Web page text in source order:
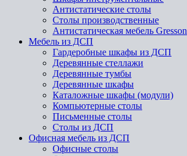
Антистатические столы
Столы производственные
Антистатическая мебель Gresson
Мебель из ДСП
Гардеробные шкафы из ДСП
Деревянные стеллажи
Деревянные тумбы
Деревянные шкафы
Каталожные шкафы (модули)
Компьютерные столы
Письменные столы
Столы из ДСП
Офисная мебель из ДСП
Офисные столы